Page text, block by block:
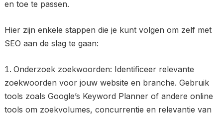
en toe te passen.
Hier zijn enkele stappen die je kunt volgen om zelf met
SEO aan de slag te gaan:
Onderzoek zoekwoorden: Identificeer relevante
zoekwoorden voor jouw website en branche. Gebruik
tools zoals Google’s Keyword Planner of andere online
tools om zoekvolumes, concurrentie en relevantie van